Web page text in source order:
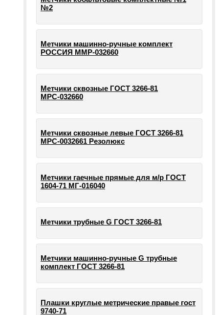
№2
Метчики машинно-ручные комплект
РОССИЯ ММР-032660
Метчики сквозные ГОСТ 3266-81
МРС-032660
Метчики сквозные левые ГОСТ 3266-81
МРС-0032661 Резолюкс
Метчики гаечные прямые для м/р ГОСТ
1604-71 МГ-016040
Метчики трубные G ГОСТ 3266-81
Метчики машинно-ручные G трубные
комплект ГОСТ 3266-81
Плашки круглые метрические правые гост
9740-71